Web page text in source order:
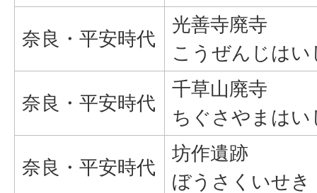
奈良・平安時代
光善寺廃寺
こうぜんじはい
奈良・平安時代
千草山廃寺
ちぐさやまはい
奈良・平安時代
坊作遺跡
ぼうさくいせき